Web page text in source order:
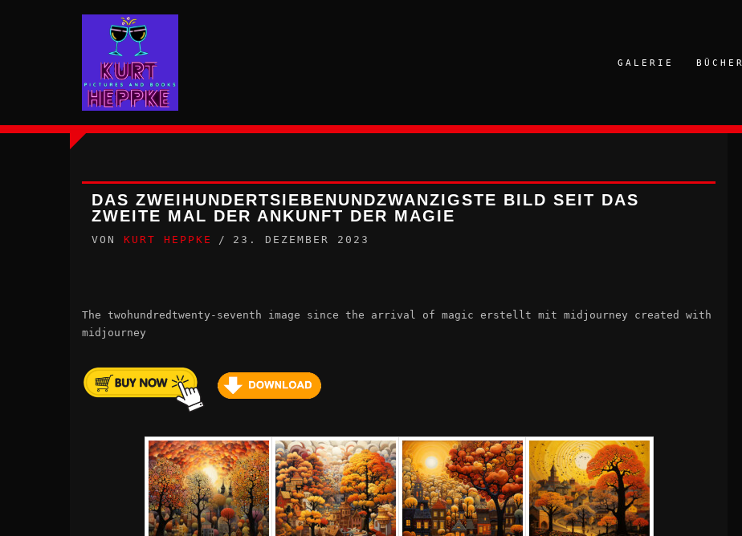
GALERIE BÜCHER
DAS ZWEIHUNDERTSIEBENUNDZWANZIGSTE BILD SEIT DAS
ZWEITE MAL DER ANKUNFT DER MAGIE
VON KURT HEPPKE 23. DEZEMBER 2023
The twohundredtwenty-seventh image since the arrival of magic erstellt mit midjourney created with
midjourney